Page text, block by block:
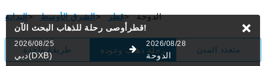
البداية> الشرق الأوسط> قطر> الدوحة
طريقة واحدة رحلة ذهاب وعودة متعدد المدن
قطرأوصى رحلة للذهابالبحث الآن!
2026/08/25
دبي(DXB)
2026/08/28
الدوحة